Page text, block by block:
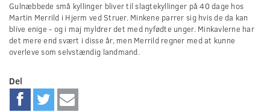
Gulnæbbede små kyllinger bliver til slagtekyllinger på 40 dage hos
Martin Merrild i Hjerm ved Struer. Minkene parrer sig hvis de da kan
blive enige - og i maj myldrer det med nyfødte unger. Minkavlerne har
det mere end svært i disse år, men Merrild regner med at kunne
overleve som selvstændig landmand.
Del